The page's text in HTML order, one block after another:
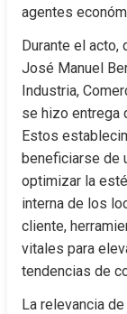
agentes
Durante el acto,
José Manuel
Industria,
se hizo entrega
Estos
beneficiarse de
optimizar la
interna de los
cliente,
vitales para
tendencias de
La relevancia